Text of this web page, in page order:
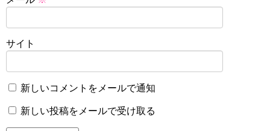
サイト
新しいコメントをメールで通知
新しい投稿をメールで受け取る